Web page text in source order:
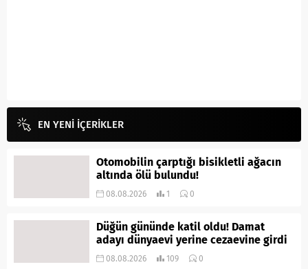
EN YENİ İÇERİKLER
Otomobilin çarptığı bisikletli ağacın
altında ölü bulundu!
08.08.2026 1 0
Düğün gününde katil oldu! Damat
adayı dünyaevi yerine cezaevine girdi
08.08.2026 109 0